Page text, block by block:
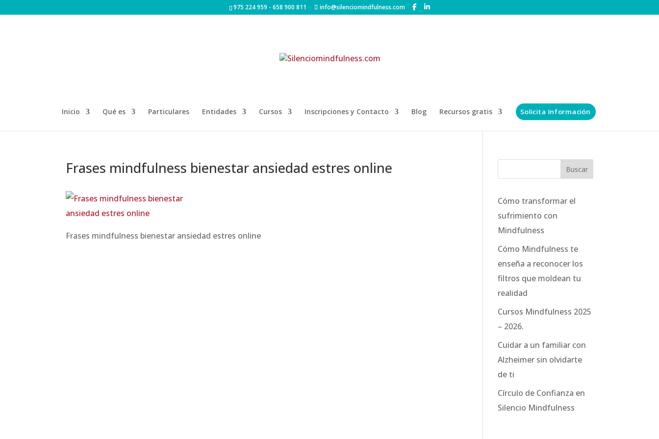
975 224 959 - 658 900 811 info@silenciomindfulness.com
Inicio Qué es Particulares Entidades Cursos Inscripciones y Contacto Blog Recursos gratis Solicita Información
Frases mindfulness bienestar ansiedad estres online
Frases mindfulness bienestar ansiedad estres online
Cómo transformar el
sufrimiento con
Mindfulness
Cómo Mindfulness te
enseña a reconocer los
filtros que moldean tu
realidad
Cursos Mindfulness 2025
– 2026.
Cuidar a un familiar con
Alzheimer sin olvidarte
de ti
Círculo de Confianza en
Silencio Mindfulness